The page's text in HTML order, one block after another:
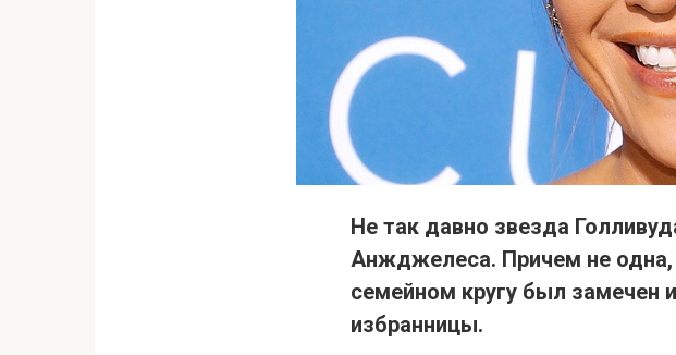
Не так давно звезда
Анжджелеса. Причем не одна,
семейном кругу был
избранницы.